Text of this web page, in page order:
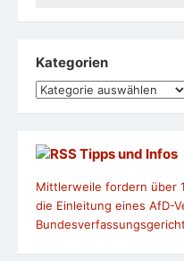
Kategorien
Kategorien
Tipps und Infos
Mittlerweile fordern über
die Einleitung eines AfD-
Bundesverfassungsgericht